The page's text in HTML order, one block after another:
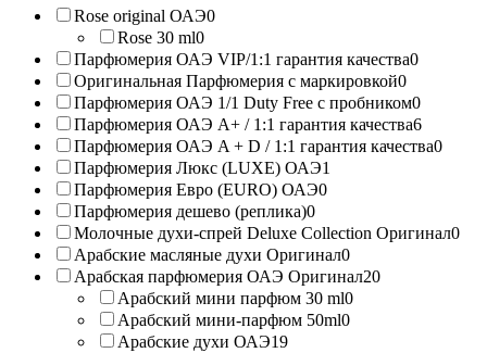
Rose original ОАЭ0
Rose 30 ml0
Парфюмерия ОАЭ VIP/1:1 гарантия качества0
Оригинальная Парфюмерия с маркировкой0
Парфюмерия ОАЭ 1/1 Duty Free с пробником0
Парфюмерия ОАЭ A+ / 1:1 гарантия качества6
Парфюмерия ОАЭ A + D / 1:1 гарантия качества0
Парфюмерия Люкс (LUXE) ОАЭ1
Парфюмерия Евро (EURO) ОАЭ0
Парфюмерия дешево (реплика)0
Молочные духи-спрей Deluxe Collection Оригинал0
Арабские масляные духи Оригинал0
Арабская парфюмерия ОАЭ Оригинал20
Арабский мини парфюм 30 ml0
Арабский мини-парфюм 50ml0
Арабские духи ОАЭ19